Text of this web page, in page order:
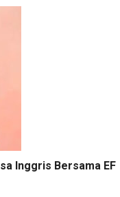
Inggris Bersama EF